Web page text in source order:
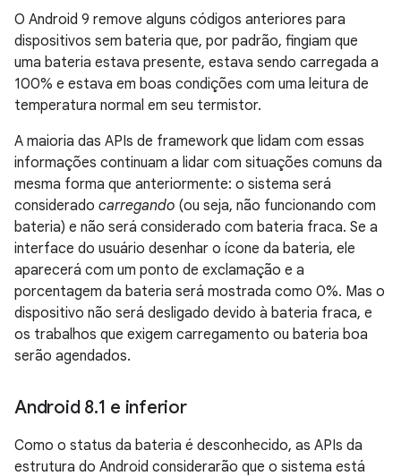
O Android 9 remove alguns códigos anteriores para
dispositivos sem bateria que, por padrão, fingiam que
uma bateria estava presente, estava sendo carregada a
100% e estava em boas condições com uma leitura de
temperatura normal em seu termistor.
A maioria das APIs de framework que lidam com essas
informações continuam a lidar com situações comuns da
mesma forma que anteriormente: o sistema será
considerado carregando (ou seja, não funcionando com
bateria) e não será considerado com bateria fraca. Se a
interface do usuário desenhar o ícone da bateria, ele
aparecerá com um ponto de exclamação e a
porcentagem da bateria será mostrada como 0%. Mas o
dispositivo não será desligado devido à bateria fraca, e
os trabalhos que exigem carregamento ou bateria boa
serão agendados.
Android 8.1 e inferior
Como o status da bateria é desconhecido, as APIs da
estrutura do Android considerarão que o sistema está